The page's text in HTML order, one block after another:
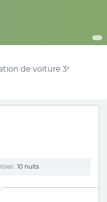
de voiture 3*
10 nuits